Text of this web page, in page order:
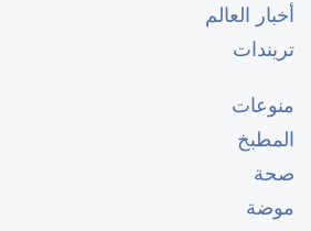
أخبار العالم
تريندات
منوعات
المطبخ
صحة
موضة